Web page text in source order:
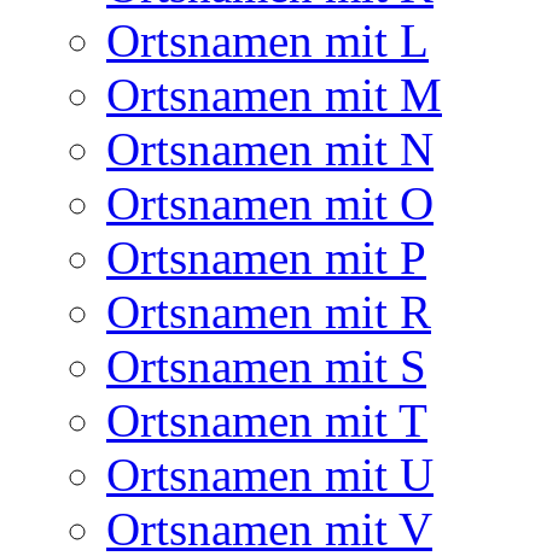
Ortsnamen mit L
Ortsnamen mit M
Ortsnamen mit N
Ortsnamen mit O
Ortsnamen mit P
Ortsnamen mit R
Ortsnamen mit S
Ortsnamen mit T
Ortsnamen mit U
Ortsnamen mit V